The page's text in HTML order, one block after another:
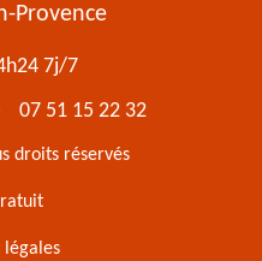
Provence
7j/7
07 51 15 22 32
droits réservés
légales